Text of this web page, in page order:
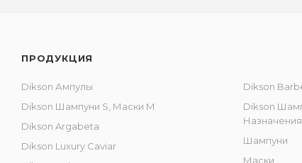
ПРОДУКЦИЯ
Dikson Ампулы
Dikson Шампуни S, Маски M
Dikson Argabeta
Dikson Luxury Caviar
Dikson
Dikson
Назначения
Шампуни
Маски